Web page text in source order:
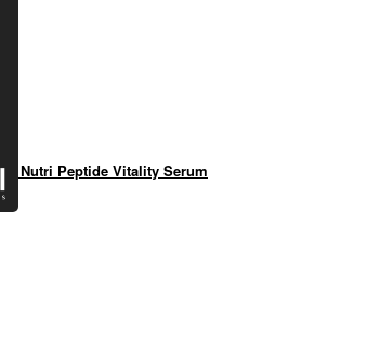
Nutri Peptide Vitality Serum